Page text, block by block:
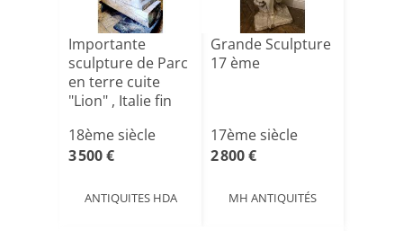
Importante
sculpture de Parc
en terre cuite
"Lion" , Italie fin
18ème siècle
3 500 €
ANTIQUITES HDA
Grande Sculpture
17 ème
17ème siècle
2 800 €
MH ANTIQUITÉS